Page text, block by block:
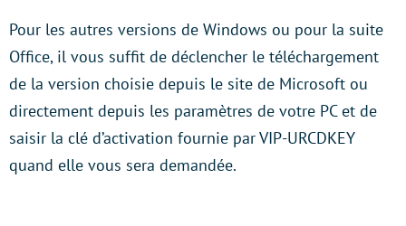
Pour les autres versions de Windows ou pour la suite
Office, il vous suffit de déclencher le téléchargement
de la version choisie depuis le site de Microsoft ou
directement depuis les paramètres de votre PC et de
saisir la clé d’activation fournie par VIP-URCDKEY
quand elle vous sera demandée.